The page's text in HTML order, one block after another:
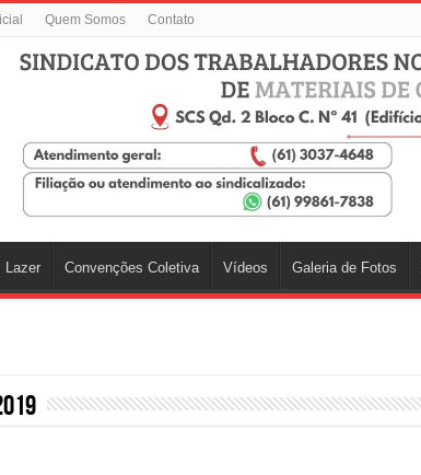
Quem Somos Contato
Lazer Convenções Coletiva Vídeos Galeria de Fotos